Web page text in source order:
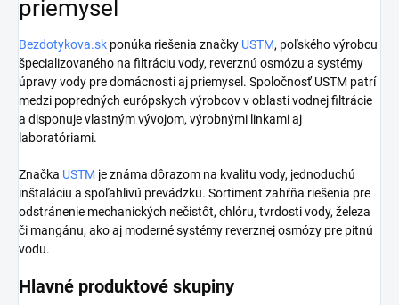
priemysel
Bezdotykova.sk ponúka riešenia značky USTM, poľského výrobcu
špecializovaného na filtráciu vody, reverznú osmózu a systémy
úpravy vody pre domácnosti aj priemysel. Spoločnosť USTM patrí
medzi popredných európskych výrobcov v oblasti vodnej filtrácie
a disponuje vlastným vývojom, výrobnými linkami aj
laboratóriami.
Značka USTM je známa dôrazom na kvalitu vody, jednoduchú
inštaláciu a spoľahlivú prevádzku. Sortiment zahŕňa riešenia pre
odstránenie mechanických nečistôt, chlóru, tvrdosti vody, železa
či mangánu, ako aj moderné systémy reverznej osmózy pre pitnú
vodu.
Hlavné produktové skupiny